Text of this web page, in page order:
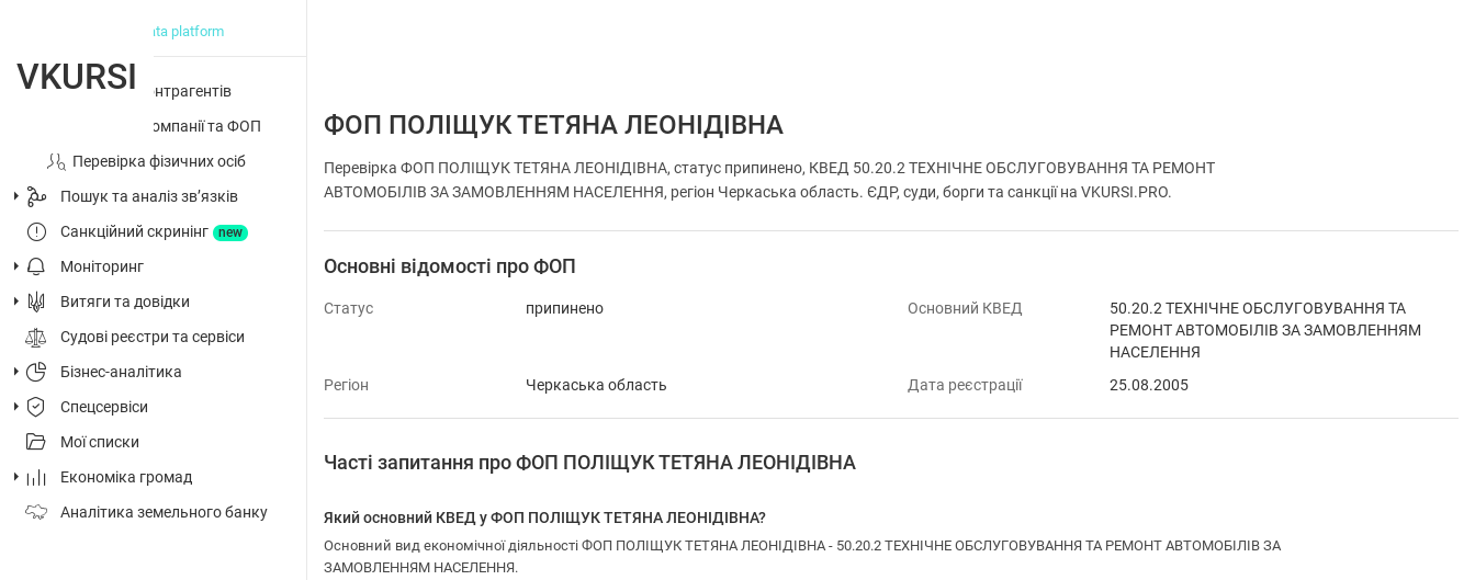
big data platform
Перевірка контрагентів
Досьє на компанії та ФОП
Перевірка фізичних осіб
Пошук та аналіз звʼязків
Санкційний скринінг
new
Моніторинг
Витяги та довідки
Судові реєстри та сервіси
Бізнес-аналітика
Спецсервіси
Мої списки
Економіка громад
Аналітика земельного банку
ФОП ПОЛІЩУК ТЕТЯНА ЛЕОНІДІВНА
Перевірка ФОП ПОЛІЩУК ТЕТЯНА ЛЕОНІДІВНА, статус припинено, КВЕД 50.20.2 ТЕХНІЧНЕ ОБСЛУГОВУВАННЯ ТА РЕМОНТ
АВТОМОБІЛІВ ЗА ЗАМОВЛЕННЯМ НАСЕЛЕННЯ, регіон Черкаська область. ЄДР, суди, борги та санкції на VKURSI.PRO.
Основні відомості про ФОП
Статус припинено Основний КВЕД
50.20.2 ТЕХНІЧНЕ ОБСЛУГОВУВАННЯ ТА
РЕМОНТ АВТОМОБІЛІВ ЗА ЗАМОВЛЕННЯМ
НАСЕЛЕННЯ
Регіон
Черкаська область Дата реєстрації 25.08.2005
Часті запитання про ФОП ПОЛІЩУК ТЕТЯНА ЛЕОНІДІВНА
Який основний КВЕД у ФОП ПОЛІЩУК ТЕТЯНА ЛЕОНІДІВНА?
Основний вид економічної діяльності ФОП ПОЛІЩУК ТЕТЯНА ЛЕОНІДІВНА - 50.20.2 ТЕХНІЧНЕ ОБСЛУГОВУВАННЯ ТА РЕМОНТ АВТОМОБІЛІВ ЗА
ЗАМОВЛЕННЯМ НАСЕЛЕННЯ.
VKURSI